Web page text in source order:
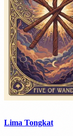
Lima Tongkat